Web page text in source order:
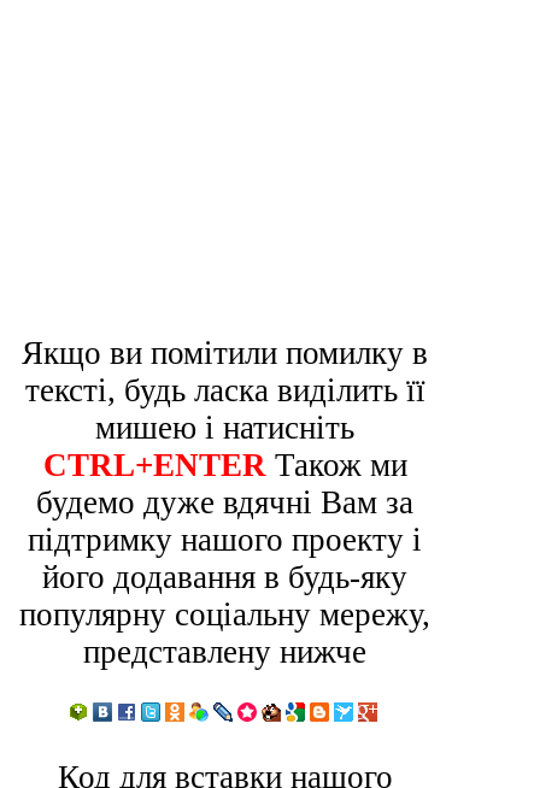
Якщо ви помітили помилку в
тексті, будь ласка виділить її
мишею і натисніть
CTRL+ENTER Також ми
будемо дуже вдячні Вам за
підтримку нашого проекту і
його додавання в будь-яку
популярну соціальну мережу,
представлену нижче
Код для вставки нашого